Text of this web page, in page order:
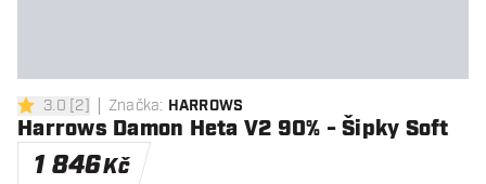
3 hodnoticí hvězdičky
3.0 [2] Značka: HARROWS
Harrows Damon Heta V2 90% - Šipky Soft
1 846Kč